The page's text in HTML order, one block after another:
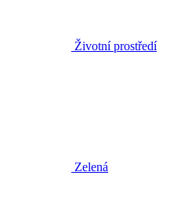
Životní prostředí
Zelená